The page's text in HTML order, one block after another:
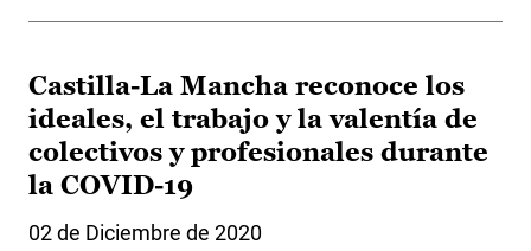
Castilla-La Mancha reconoce los
ideales, el trabajo y la valentía de
colectivos y profesionales durante
la COVID-19
02 de Diciembre de 2020